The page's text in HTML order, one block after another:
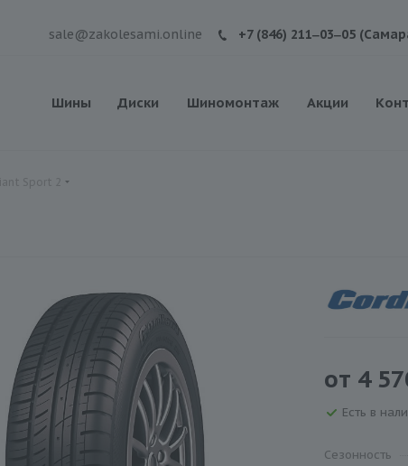
sale@zakolesami.online +7 (846) 211‒03‒05
Шины Диски Шиномонтаж Акции
от 4
Есть в
Сезонность